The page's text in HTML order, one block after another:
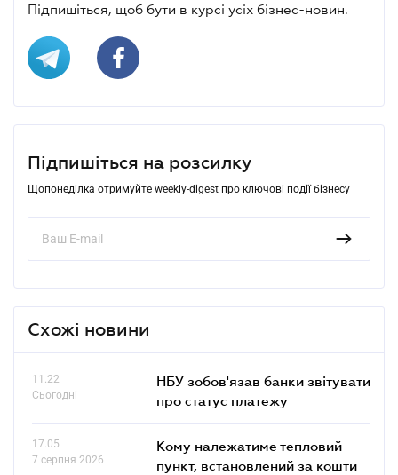
Підпишіться, щоб бути в курсі усіх бізнес-новин.
Підпишіться на розсилку
Щопонеділка отримуйте weekly-digest про ключові події бізнесу
Схожі новини
11.22
Сьогодні
НБУ зобов'язав банки звітувати
про статус платежу
17.05
7 серпня 2026
Кому належатиме тепловий
пункт, встановлений за кошти